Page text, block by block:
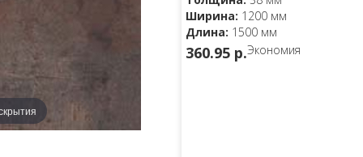
Ширина: 1200 мм
Длина: 1500 мм
360.95 p.Экономия